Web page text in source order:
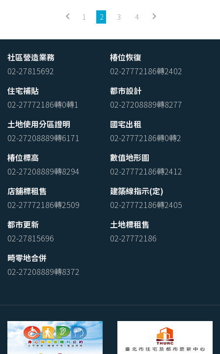
keyboard_arrow_left 1 2 3 4 keyboard_arrow_right
社區營造業務
02-27815692
椿位恢復
02-27772186轉2402
住宅補貼
02-27772186轉0轉1
都市設計
02-27208889轉8277
土地使用分區證明
02-27208889轉6171
國宅出租
02-27772186轉0轉2
椿位標高
02-27208889轉8294
數值地形圖
02-27772186轉2412
店舖標租售
02-27772186轉2509
建築線指示(定)
02-27772186轉2405
都市更新
02-27815696
土地標租售
02-27772186
畸零地合併
02-27208889轉8372